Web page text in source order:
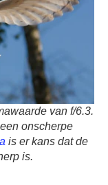
van f/6.3.
onscherpe
is er kans dat de
is.